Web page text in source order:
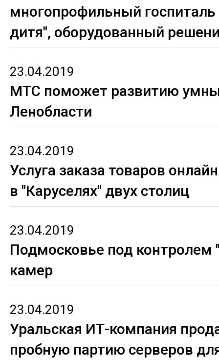
многопрофильный
дитя", оборудованный
23.04.2019
МТС поможет развитию
Ленобласти
23.04.2019
Услуга заказа товаров
в "Каруселях" двух столиц
23.04.2019
Подмосковье под контролем
камер
23.04.2019
Уральская ИТ-компания
пробную партию серверов